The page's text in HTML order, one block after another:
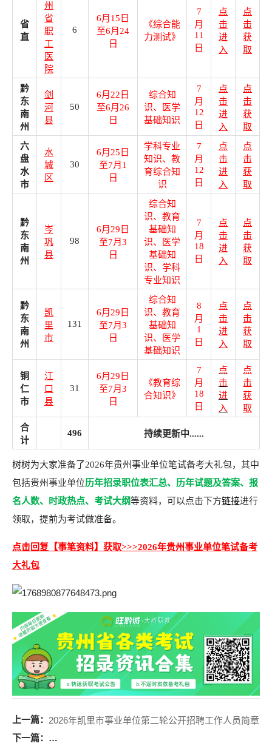
省
直
州
省
职
工
医
院
6
6月15日
至6月24
日
《综合能
力测试》
7
月
11
日
点
击
进
入
点
击
获
取
黔
东
南
州
剑
河
县
50
6月22日
至6月26
日
综合知
识、医学
基础知识
7
月
12
日
点
击
进
入
点
击
获
取
六
盘
水
市
水
城
区
30
6月25日
至7月1
日
学科专业
知识、教
育综合知
识
7
月
12
日
点
击
进
入
点
击
获
取
黔
东
南
州
岑
巩
县
98
6月29日
至7月3
日
综合知
识、教育
基础知
识、医学
基础知
识、学科
专业知识
7
月
18
日
点
击
进
入
点
击
获
取
黔
东
南
州
凯
里
市
131
6月29日
至7月3
日
综合知
识、教育
基础知
识、医学
基础知识
8
月
1
日
点
击
进
入
点
击
获
取
铜
仁
市
江
口
县
31
6月29日
至7月3
日
《教育综
合知识》
7
月
18
日
点
击
进
入
点
击
获
取
合
计
496 持续更新中......
树树为大家准备了2026年贵州事业单位笔试备考大礼包，其中
包括贵州事业单位历年招录职位表汇总、历年试题及答案、报
名人数、时政热点、考试大纲等资料，可以点击下方链接进行
领取，提前为考试做准备。
点击回复【事笔资料】获取>>>2026年贵州事业单位笔试备考
大礼包
上一篇： 2026年凯里市事业单位第二轮公开招聘工作人员简章
下一篇：
2026年江口县教育系统公开招聘事业单位工作人员简章